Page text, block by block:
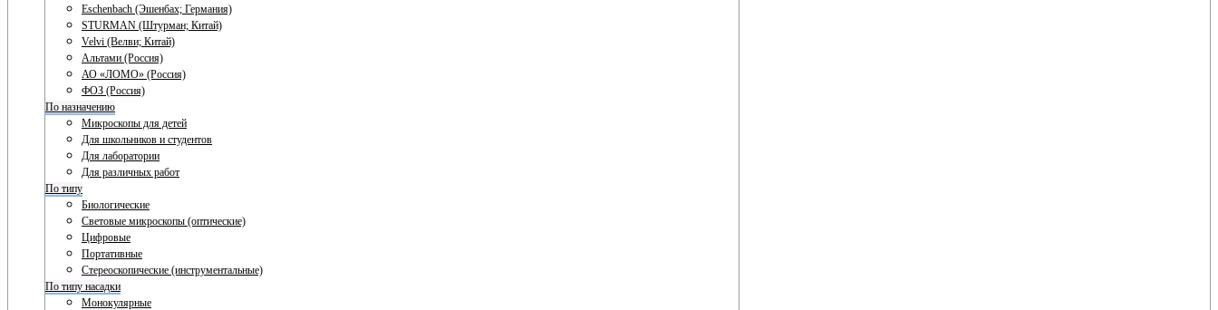
Eschenbach (Эшенбах; Германия)
STURMAN (Штурман; Китай)
Velvi (Велви; Китай)
Альтами (Россия)
АО «ЛОМО» (Россия)
ФОЗ (Россия)
По назначению
Микроскопы для детей
Для школьников и студентов
Для лаборатории
Для различных работ
По типу
Биологические
Световые микроскопы (оптические)
Цифровые
Портативные
Стереоскопические (инструментальные)
По типу насадки
Монокулярные